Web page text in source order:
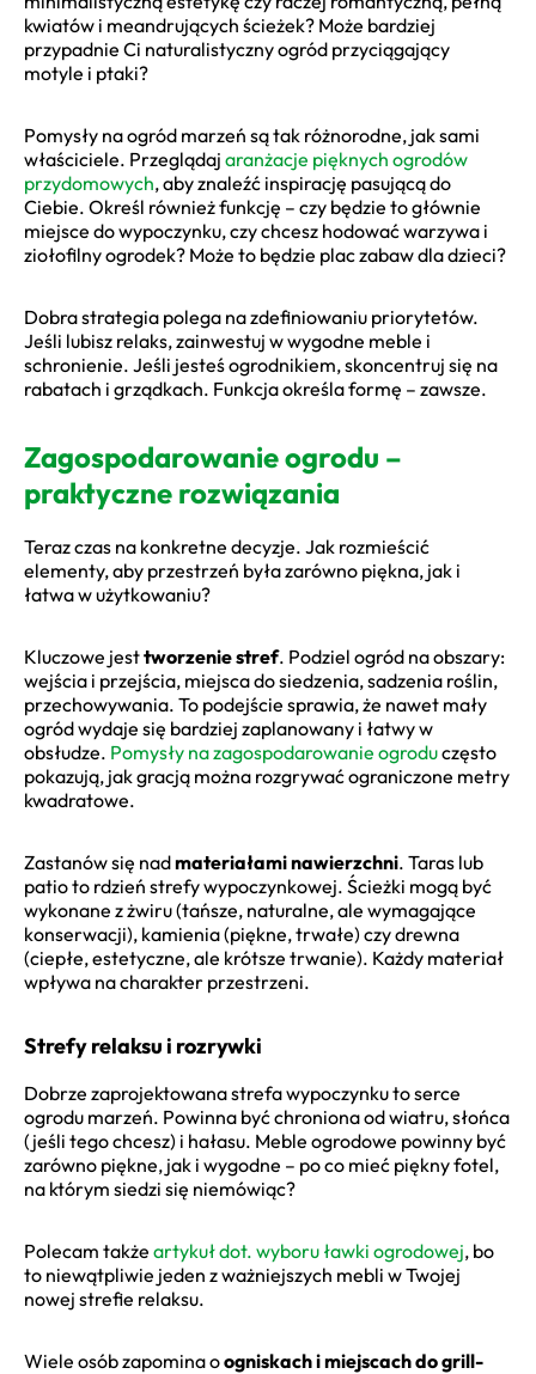
kwiatów i meandrujących ścieżek? Może bardziej
przypadnie Ci naturalistyczny ogród przyciągający
motyle i ptaki?
Pomysły na ogród marzeń są tak różnorodne, jak sami
właściciele. Przeglądaj aranżacje pięknych ogrodów
przydomowych, aby znaleźć inspirację pasującą do
Ciebie. Określ również funkcję – czy będzie to głównie
miejsce do wypoczynku, czy chcesz hodować warzywa i
ziołofilny ogrodek? Może to będzie plac zabaw dla dzieci?
Dobra strategia polega na zdefiniowaniu priorytetów.
Jeśli lubisz relaks, zainwestuj w wygodne meble i
schronienie. Jeśli jesteś ogrodnikiem, skoncentruj się na
rabatach i grządkach. Funkcja określa formę – zawsze.
Zagospodarowanie ogrodu –
praktyczne rozwiązania
Teraz czas na konkretne decyzje. Jak rozmieścić
elementy, aby przestrzeń była zarówno piękna, jak i
łatwa w użytkowaniu?
Kluczowe jesttworzenie stref. Podziel ogród na obszary:
wejścia i przejścia, miejsca do siedzenia, sadzenia roślin,
przechowywania. To podejście sprawia, że nawet mały
ogród wydaje się bardziej zaplanowany i łatwy w
obsłudze. Pomysły na zagospodarowanie ogroduczęsto
pokazują, jak gracją można rozgrywać ograniczone metry
kwadratowe.
Zastanów się nadmateriałami nawierzchni. Taras lub
patio to rdzień strefy wypoczynkowej. Ścieżki mogą być
wykonane z żwiru (tańsze, naturalne, ale wymagające
konserwacji), kamienia (piękne, trwałe) czy drewna
(ciepłe, estetyczne, ale krótsze trwanie). Każdy materiał
wpływa na charakter przestrzeni.
Strefy relaksu i rozrywki
Dobrze zaprojektowana strefa wypoczynku to serce
ogrodu marzeń. Powinna być chroniona od wiatru, słońca
(jeśli tego chcesz) i hałasu. Meble ogrodowe powinny być
zarówno piękne, jak i wygodne – po co mieć piękny fotel,
na którym siedzi się niemówiąc?
Polecam także artykuł dot. wyboru ławki ogrodowej, bo
to niewątpliwie jeden z ważniejszych mebli w Twojej
nowej strefie relaksu.
Wiele osób zapomina oogniskach i miejscach do grill­